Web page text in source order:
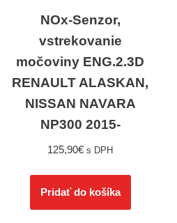
NOx-Senzor,
vstrekovanie
močoviny ENG.2.3D
RENAULT ALASKAN,
NISSAN NAVARA
NP300 2015-
125,90€ s DPH
Pridať do košíka